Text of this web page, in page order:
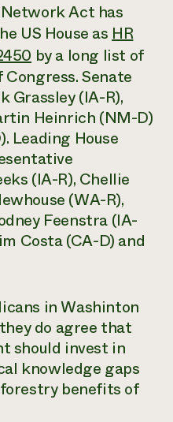
AgriSolar
un
Llame a la
1-800-346-
Act has
US House asHR
by a long list of
Senate
Grassley (IA-R),
Heinrich (NM-D)
Leading House
(IA-R), Chellie
(WA-R),
Feenstra (IA-
Costa (CA-D) and
in Washinton
do agree that
should invest in
knowledge gaps
benefits of